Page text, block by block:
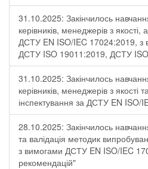
31.10.2025: Закінчилось
керівників, менеджерів з якості,
ДСТУ EN ISO/IEC 17024:2019, з
ДСТУ ISO 19011:2019, ДСТУ
31.10.2025: Закінчилось
керівників, менеджерів з якості
інспектування за ДСТУ EN ISO/
28.10.2025: Закінчилось
та валідація методик
з вимогами ДСТУ EN ISO/IEC
рекомендацій"